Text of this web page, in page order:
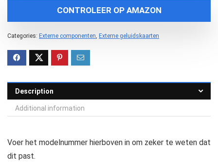
CONTROLEER OP AMAZON
Categories: Externe componenten Externe geluidskaarten
Description
Additional information
Voer het modelnummer hierboven in om zeker te weten dat
dit past.